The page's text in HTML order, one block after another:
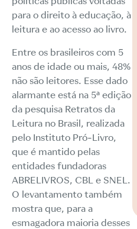
para o direito à educação, à
leitura e ao acesso ao livro.
Entre os brasileiros com 5
anos de idade ou mais, 48%
não são leitores. Esse dado
alarmante está na 5ª edição
da pesquisa Retratos da
Leitura no Brasil, realizada
pelo Instituto Pró-Livro,
que é mantido pelas
entidades fundadoras
ABRELIVROS, CBL e SNEL.
O levantamento também
mostra que, para a
esmagadora maioria desses